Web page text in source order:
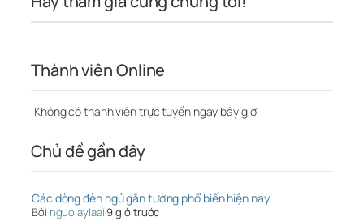
Thành viên Online
Không có thành viên trực tuyến ngay bây giờ
Chủ đề gần đây
Các dòng đèn ngủ gắn tường phổ biến hiện nay
Bởi nguoiaylaai9 giờ trước